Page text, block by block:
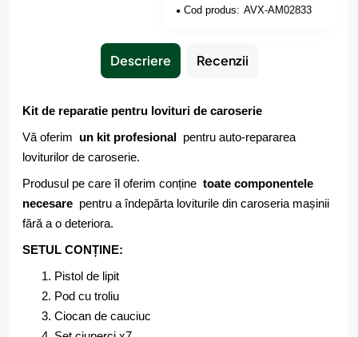
Cod produs: AVX-AM02833
Descriere Recenzii
Kit de reparatie pentru lovituri de caroserie
Vă oferim un kit profesional pentru auto-repararea
loviturilor de caroserie.
Produsul pe care îl oferim conține toate componentele
necesare pentru a îndepărta loviturile din caroseria mașinii
fără a o deteriora.
SETUL CONȚINE:
Pistol de lipit
Pod cu troliu
Ciocan de cauciuc